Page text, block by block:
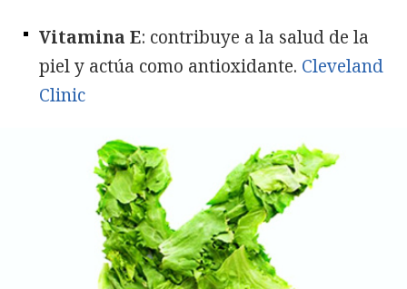
Vitamina E: contribuye a la salud de la
piel y actúa como antioxidante. Cleveland
Clinic